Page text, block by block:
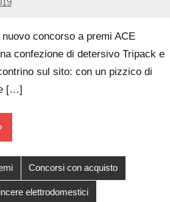
concorso a premi ACE
confezione di detersivo Tripack e
sul sito: con un pizzico di
[…]
Concorsi con acquisto
elettrodomestici